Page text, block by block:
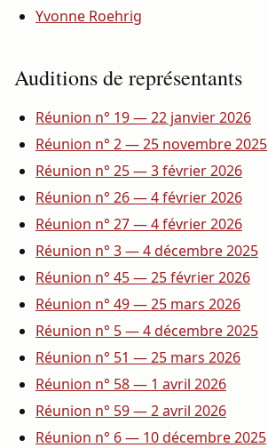
Yvonne Roehrig
Auditions de représentants
Réunion n° 19 — 22 janvier 2026
Réunion n° 2 — 25 novembre 2025
Réunion n° 25 — 3 février 2026
Réunion n° 26 — 4 février 2026
Réunion n° 27 — 4 février 2026
Réunion n° 3 — 4 décembre 2025
Réunion n° 45 — 25 février 2026
Réunion n° 49 — 25 mars 2026
Réunion n° 5 — 4 décembre 2025
Réunion n° 51 — 25 mars 2026
Réunion n° 58 — 1 avril 2026
Réunion n° 59 — 2 avril 2026
Réunion n° 6 — 10 décembre 2025